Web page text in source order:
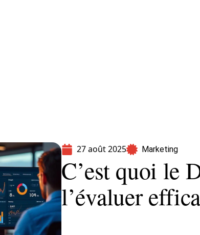
27 août 2025 Marketing
C’est quoi le
l’évaluer